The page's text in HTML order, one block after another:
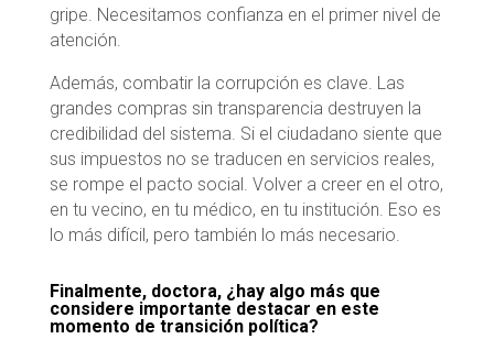
gripe. Necesitamos confianza en el primer nivel de
atención.
Además, combatir la corrupción es clave. Las
grandes compras sin transparencia destruyen la
credibilidad del sistema. Si el ciudadano siente que
sus impuestos no se traducen en servicios reales,
se rompe el pacto social. Volver a creer en el otro,
en tu vecino, en tu médico, en tu institución. Eso es
lo más difícil, pero también lo más necesario.
Finalmente, doctora, ¿hay algo más que
considere importante destacar en este
momento de transición política?